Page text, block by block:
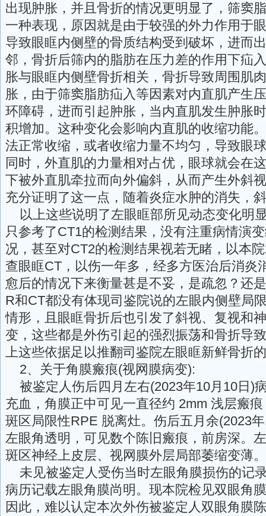
出现肿胀，并且骨折的情况更明显了，筛窦
一种表现，原因就是由于较强的外力作用于
导致眼眶内侧壁的骨质结构受到破坏，进而
邻，骨折后筛内的脂肪在压力差的作用下疝
胀与眼眶内侧壁骨折相关，骨折导致周围肌
胀，由于筛窦脂肪疝入等因素对内直肌产生
环障碍，进而引起肿胀，当内直肌发生肿胀
积增加。这种变化会影响内直肌的收缩功能
法正常收缩，或者收缩力量不均匀，导致眼
同时，外直肌的力量相对占优，眼球就会在
下被外直肌牵拉而向外偏斜，从而产生外斜
充分证明了这一点，随着炎症水肿的消失，
以上这些说明了左眼眶部所见动态变化明
只参考了CT1的检测结果，没有注重病情演
况，甚至对CT2的检测结果视若无睹，以本
查眼眶CT，以伤一年多，经多方医治后消炎
愈后的情况下来衡量甚是不妥，是疏忽？还
R和CT都没有体现司鉴院说的左眼内侧壁局
情形，且眼眶骨折后也引发了斜视、复视和
变，这些都是外伤引起的强烈振荡和骨折导
上这些依据足以推翻司鉴院左眼眶新鲜骨折
2、关于角膜瘢痕(视网膜病变):
被鉴定人伤后四月左右(2023年10月10日)
充血，角膜正中可见一直径约 2mm 浅层瘢
斑区局限性RPE 脱离灶。伤后五月余(2023
左眼角透明，可见数个陈旧瘢痕，前房深。
斑区神经上皮层、视网膜外层局部萎缩变薄。
未见被鉴定人受伤当时左眼角膜损伤的记
病历记载左眼角膜尚明。现本院检见双眼角
因此，难以认定本次外伤被鉴定人双眼角膜